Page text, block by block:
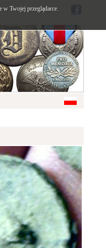
w Twojej przeglądarce.